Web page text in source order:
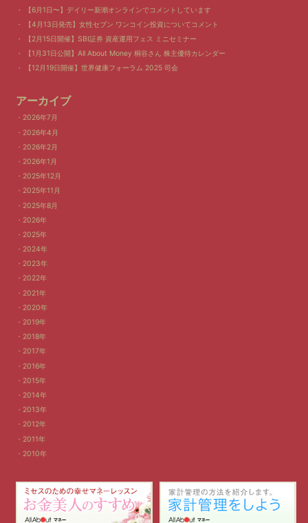
【6月1日〜】デイリー新潮オンラインでコメントしています
【4月13日発売】女性セブン ワンコイン投資についてコメント
【2月15日開催】SBI証券 資産運用フェス ミニセミナー
【1月31日公開】All About Money 桐谷さん 株主優待カレンダー
【12月19日開催】世界健康フォーラム 2025 司会
アーカイブ
2026年7月
2026年4月
2026年2月
2026年1月
2025年12月
2025年11月
2025年8月
2026年
2025年
2024年
2023年
2022年
2021年
2020年
2019年
2018年
2017年
2016年
2015年
2014年
2013年
2012年
2011年
2010年